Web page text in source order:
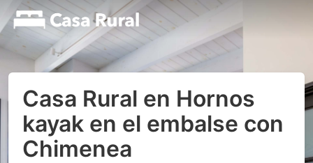
Casa Rural en Hornos
kayak en el embalse con
Chimenea